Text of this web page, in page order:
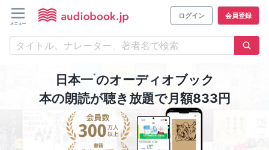
ログイン 会員登録
日本一※のオーディオブック
本の朗読が聴き放題で月額833円